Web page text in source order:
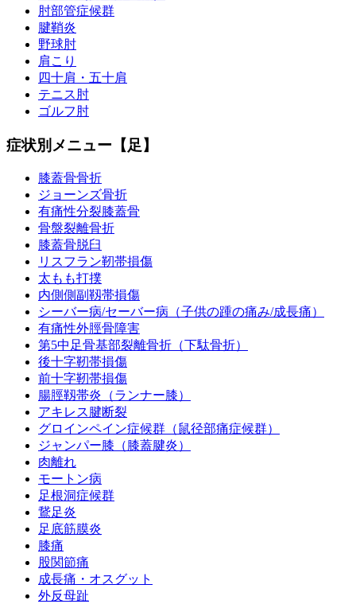
肘部管症候群
腱鞘炎
野球肘
肩こり
四十肩・五十肩
テニス肘
ゴルフ肘
症状別メニュー【足】
膝蓋骨骨折
ジョーンズ骨折
有痛性分裂膝蓋骨
骨盤裂離骨折
膝蓋骨脱臼
リスフラン靭帯損傷
太もも打撲
内側側副靱帯損傷
シーバー病/セーバー病（子供の踵の痛み/成長痛）
有痛性外脛骨障害
第5中足骨基部裂離骨折（下駄骨折）
後十字靭帯損傷
前十字靭帯損傷
腸脛靱帯炎（ランナー膝）
アキレス腱断裂
グロインペイン症候群（鼠径部痛症候群）
ジャンパー膝（膝蓋腱炎）
肉離れ
モートン病
足根洞症候群
鵞足炎
足底筋膜炎
膝痛
股関節痛
成長痛・オスグット
外反母趾